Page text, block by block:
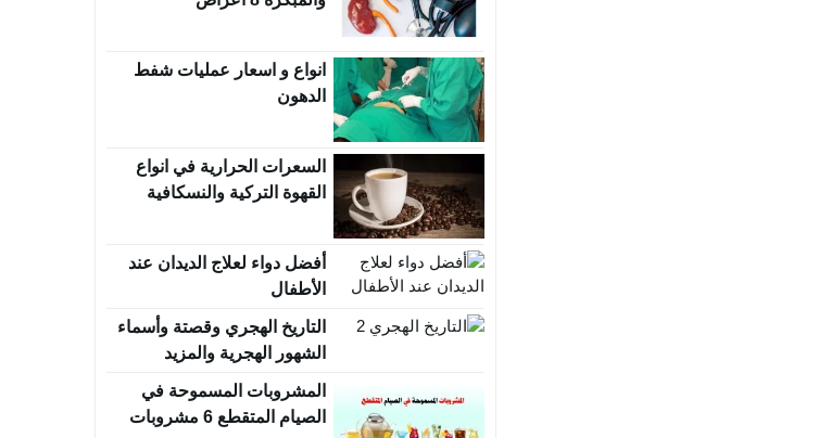
انواع و اسعار عمليات شفط
الدهون
السعرات الحرارية في انواع
القهوة التركية والنسكافية
أفضل دواء لعلاج الديدان عند
الأطفال
التاريخ الهجري وقصتة وأسماء
الشهور الهجرية والمزيد
المشروبات المسموحة في
الصيام المتقطع 6 مشروبات